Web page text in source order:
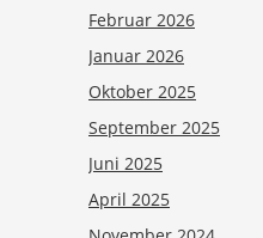
Februar 2026
Januar 2026
Oktober 2025
September 2025
Juni 2025
April 2025